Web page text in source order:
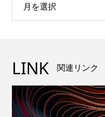
月を選択
LINK 関連リンク